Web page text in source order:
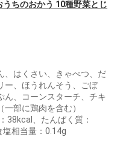
ちのおかう 10種野菜とじ
、はくさい、きゃべつ、だ
ー、ほうれんそう、ごぼ
ん、コーンスターチ、チキ
部に鶏肉を含む）
38kcal、たんぱく質：
相当量：0.14g